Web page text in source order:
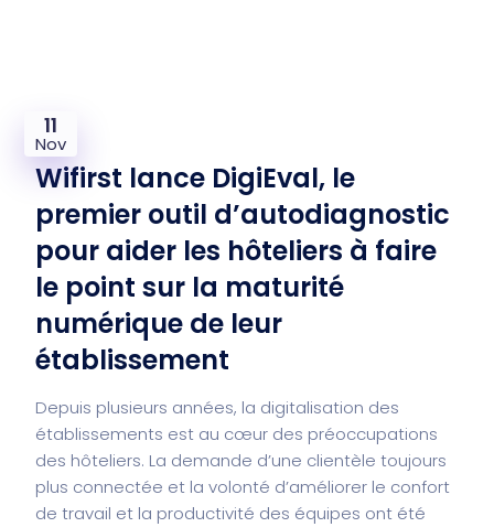
11
Nov
Wifirst lance DigiEval, le
premier outil d’autodiagnostic
pour aider les hôteliers à faire
le point sur la maturité
numérique de leur
établissement
Depuis plusieurs années, la digitalisation des
établissements est au cœur des préoccupations
des hôteliers. La demande d’une clientèle toujours
plus connectée et la volonté d’améliorer le confort
de travail et la productivité des équipes ont été